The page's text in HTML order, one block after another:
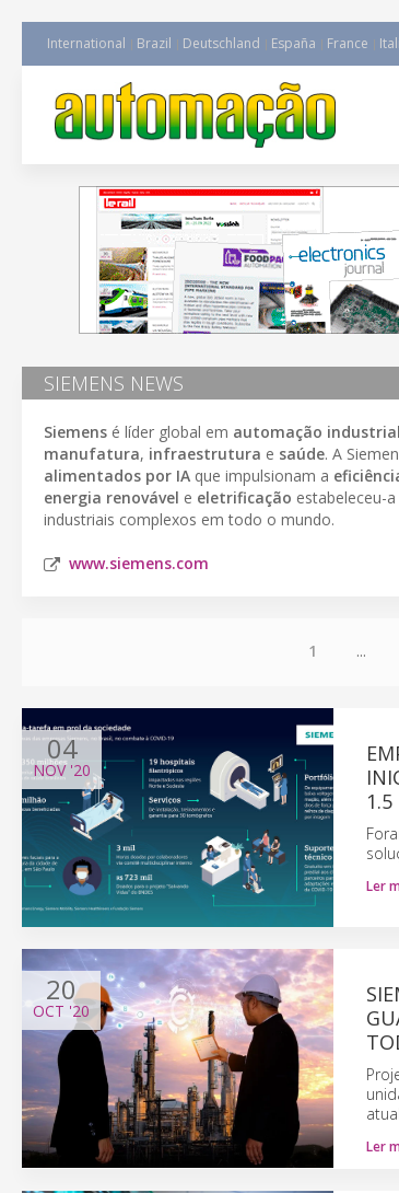
International Brazil Deutschland España France
SIEMENS NEWS
Siemens é líder global em automação industrial
manufatura, infraestrutura e saúde. A
alimentados por IA que impulsionam a
energia renovável e eletrificação estabeleceu-
industriais complexos em todo o mundo.
www.siemens.com
1 ...
04
NOV'20
1.5
Ler
20
OCT '20
Ler